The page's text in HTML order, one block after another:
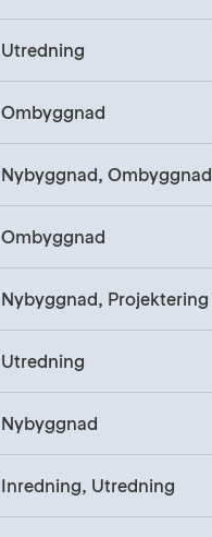
Utredning
Ombyggnad
Nybyggnad, Ombyggnad
Ombyggnad
Nybyggnad, Projektering
Utredning
Nybyggnad
Inredning, Utredning